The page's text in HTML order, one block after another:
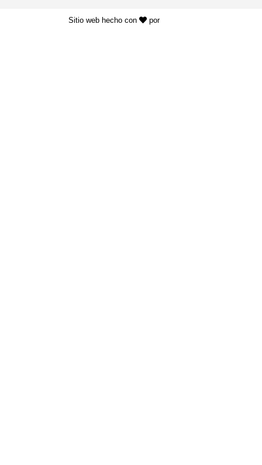
Sitio web hecho con por